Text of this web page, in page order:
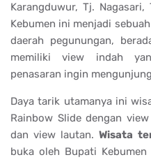
Karangduwur, Tj. Nagasari,
Kebumen ini menjadi
daerah pegunungan,
memiliki view indah
penasaran ingin
Daya tarik utamanya ini
Rainbow Slide dengan
dan view lautan.Wisata
buka oleh Bupati